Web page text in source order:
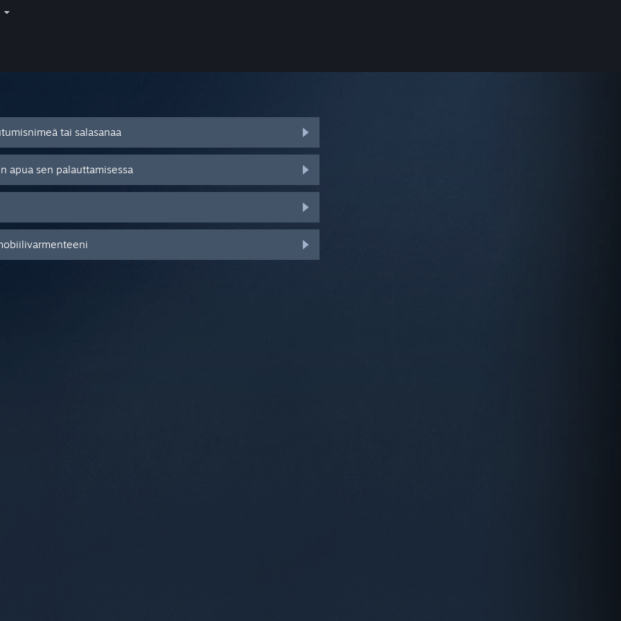
tai salasanaa
apua sen palauttamisessa